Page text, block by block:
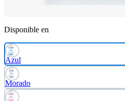
Disponible en
Azul
Morado